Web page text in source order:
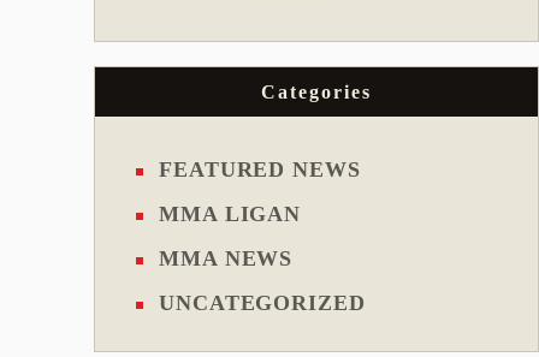
Categories
FEATURED NEWS
MMA LIGAN
MMA NEWS
UNCATEGORIZED